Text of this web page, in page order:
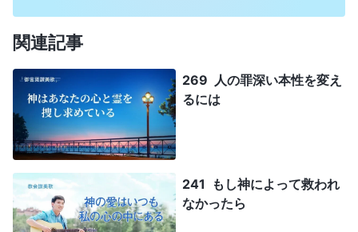
関連記事
269 人の罪深い本性を変え
るには
241 もし神によって救われ
なかったら